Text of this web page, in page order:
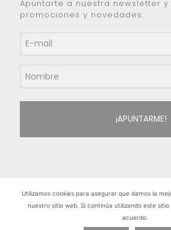
Apuntarte a nuestra newsletter
promociones y novedades.
¡APUNTARME!
Hilos de Plata. Copyright
derechos
Utilizamos cookies para asegurar que damos la
nuestro sitio web. Si continúa utilizando este
acuerdo.